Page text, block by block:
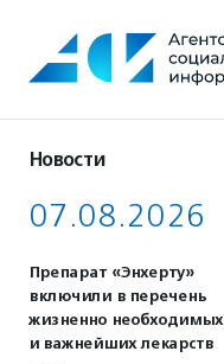
содержанию
Новости
07.08.2026
Препарат «Энхерту»
включили в перечень
жизненно необходимых
и важнейших лекарств